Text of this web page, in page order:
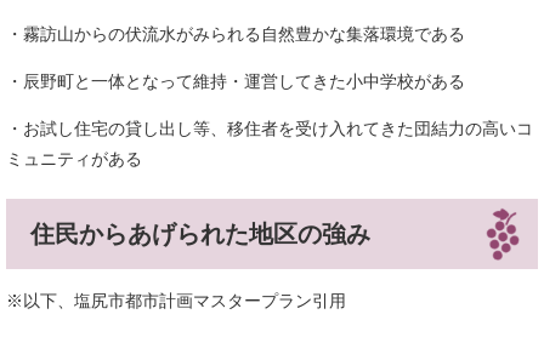
・霧訪山からの伏流水がみられる自然豊かな集落環境である
・辰野町と一体となって維持・運営してきた小中学校がある
・お試し住宅の貸し出し等、移住者を受け入れてきた団結力の高いコ
ミュニティがある
住民からあげられた地区の強み
※以下、塩尻市都市計画マスタープラン引用